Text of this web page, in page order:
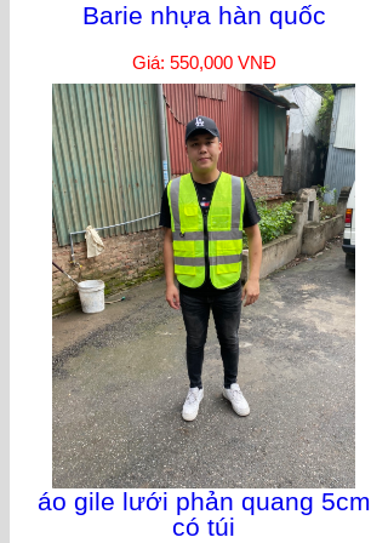
Barie nhựa hàn quốc
Giá: 550,000 VNĐ
áo gile lưới phản quang 5cm
có túi